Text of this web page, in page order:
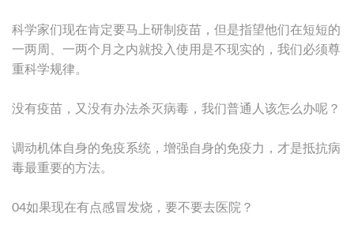
科学家们现在肯定要马上研制疫苗，但是指望他们在短短的
一两周、一两个月之内就投入使用是不现实的，我们必须尊
重科学规律。
没有疫苗，又没有办法杀灭病毒，我们普通人该怎么办呢？
调动机体自身的免疫系统，增强自身的免疫力，才是抵抗病
毒最重要的方法。
04如果现在有点感冒发烧，要不要去医院？